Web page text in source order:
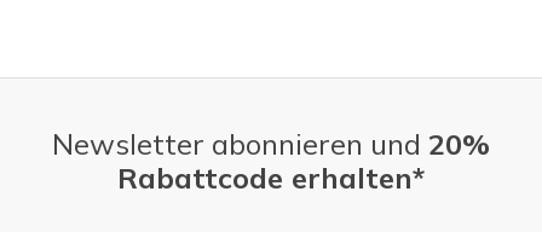
Newsletter abonnieren und 20%
Rabattcode erhalten*